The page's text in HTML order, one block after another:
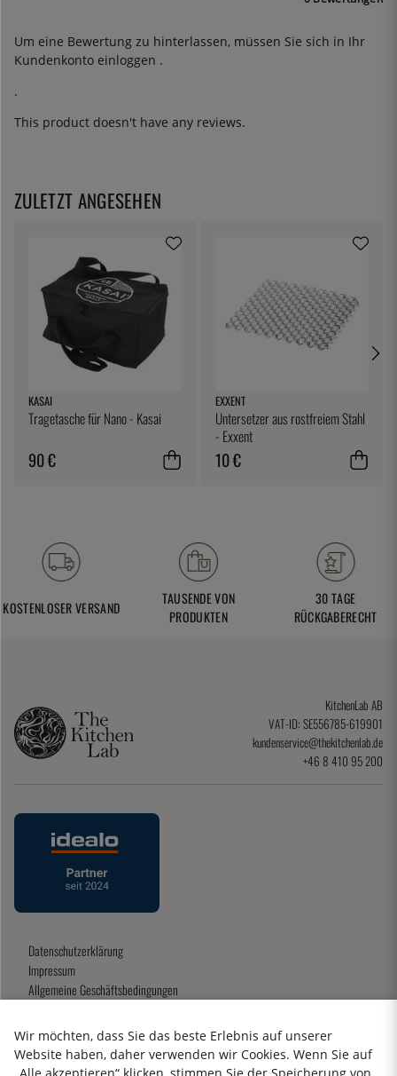
Um eine Bewertung zu hinterlassen, müssen Sie sich in Ihr
Kundenkonto einloggen .
.
This product doesn't have any reviews.
ZULETZT ANGESEHEN
KASAI
Tragetasche für Nano - Kasai
90 €
EXXENT
Untersetzer aus rostfreiem Stahl
- Exxent
10 €
KOSTENLOSER VERSAND
TAUSENDE VON
PRODUKTEN
30 TAGE
RÜCKGABERECHT
KitchenLab AB
VAT-ID: SE556785-619901
kundenservice@thekitchenlab.de
+46 8 410 95 200
Datenschutzerklärung
Impressum
Allgemeine Geschäftsbedingungen
Wir möchten, dass Sie das beste Erlebnis auf unserer
Website haben, daher verwenden wir Cookies. Wenn Sie auf